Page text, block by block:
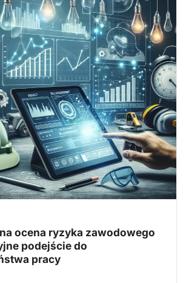
ocena ryzyka zawodowego
podejście do
pracy